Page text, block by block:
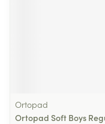
Ortopad
Ortopad Soft Boys